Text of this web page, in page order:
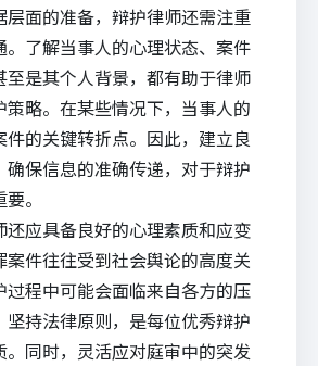
层面的准备，辩护律师还需注重
。了解当事人的心理状态、案件
至是其个人背景，都有助于律师
策略。在某些情况下，当事人的
件的关键转折点。因此，建立良
确保信息的准确传递，对于辩护
。
还应具备良好的心理素质和应变
案件往往受到社会舆论的高度关
过程中可能会面临来自各方的压
坚持法律原则，是每位优秀辩护
。同时，灵活应对庭审中的突发